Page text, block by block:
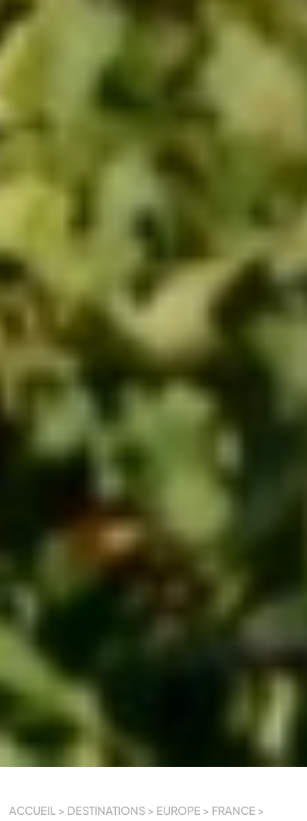
ACCUEIL > DESTINATIONS> EUROPE > FRANCE >